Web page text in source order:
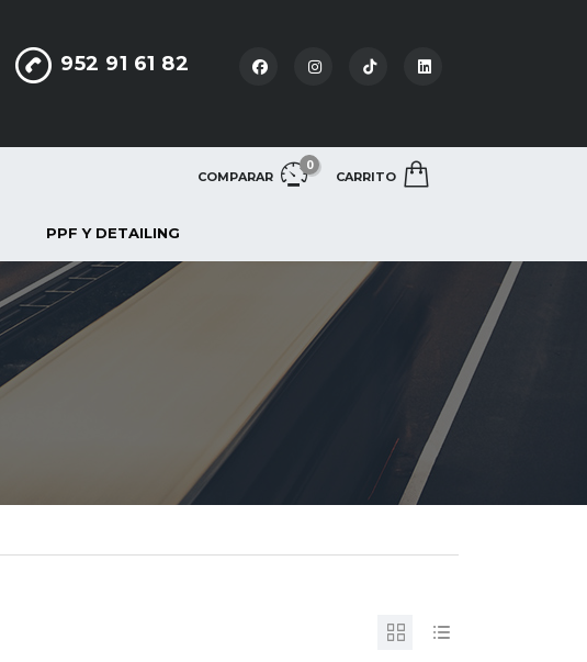
952 91 61 82
COMPARAR
0
CARRITO
PPF Y DETAILING